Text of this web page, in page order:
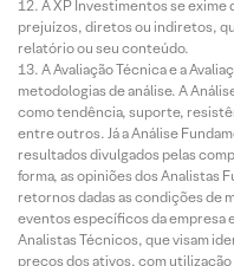
A XP Investimentos se
prejuízos, diretos ou indiretos,
relatório ou seu conteúdo.
A Avaliação Técnica e a
metodologias de análise. A
como tendência, suporte,
entre outros. Já a Análise
resultados divulgados pelas
forma, as opiniões dos Analistas
retornos dadas as condições de
eventos específicos da empresa
Analistas Técnicos, que visam
preços dos ativos, com utilização